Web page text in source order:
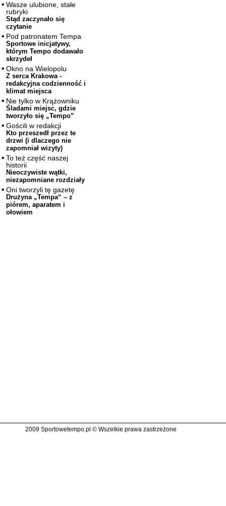
Wasze ulubione, stałe
rubryki
Stąd zaczynało się
czytanie
Pod patronatem Tempa
Sportowe inicjatywy,
którym Tempo dodawało
skrzydeł
Okno na Wielopolu
Z serca Krakowa -
redakcyjna codzienność i
klimat miejsca
Nie tylko w Krążowniku
Śladami miejsc, gdzie
tworzyło się „Tempo”
Gościli w redakcji
Kto przeszedł przez te
drzwi (i dlaczego nie
zapomniał wizyty)
To też część naszej
historii
Nieoczywiste wątki,
niezapomniane rozdziały
Oni tworzyli tę gazetę
Drużyna „Tempa“ – z
piórem, aparatem i
ołowiem
2009 Sportowetempo.pl © Wszelkie prawa zastrzeżone